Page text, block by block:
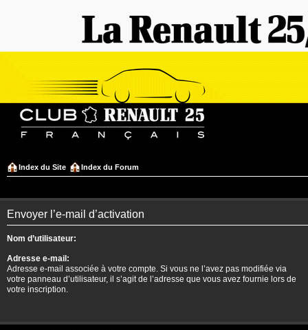
Index du Site Index du Forum
Envoyer l’e-mail d’activation
Nom d’utilisateur:
Adresse e-mail:
Adresse e-mail associée à votre compte. Si vous ne l’avez pas modifiée via
votre panneau d’utilisateur, il s’agit de l’adresse que vous avez fournie lors de
votre inscription.